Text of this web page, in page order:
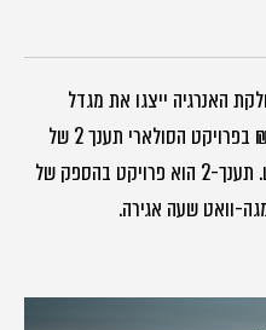
האנרגיה ייצגו את מגדל
בהשקעה משמעותית של 120 מיליון ₪ בפרויקט הסולארי תענך 2 של
טראלייט, בתמורה ל-40% מהפרויקט. תענך-2 הוא פרויקט בהספק של